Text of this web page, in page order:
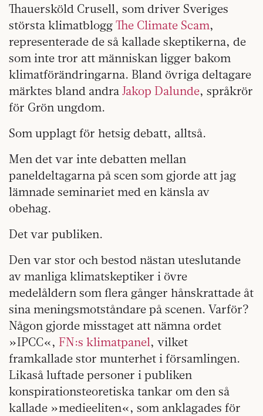
Thauersköld Crusell, som driver Sveriges
största klimatblogg The Climate Scam,
representerade de så kallade skeptikerna, de
som inte tror att människan ligger bakom
klimatförändringarna. Bland övriga deltagare
märktes bland andra Jakop Dalunde, språkrör
för Grön ungdom.
Som upplagt för hetsig debatt, alltså.
Men det var inte debatten mellan
paneldeltagarna på scen som gjorde att jag
lämnade seminariet med en känsla av
obehag.
Det var publiken.
Den var stor och bestod nästan uteslutande
av manliga klimatskeptiker i övre
medelåldern som flera gånger hånskrattade åt
sina meningsmotståndare på scenen. Varför?
Någon gjorde misstaget att nämna ordet
»IPCC«, FN:s klimatpanel, vilket
framkallade stor munterhet i församlingen.
Likaså luftade personer i publiken
konspirationsteoretiska tankar om den så
kallade »medieeliten«, som anklagades för